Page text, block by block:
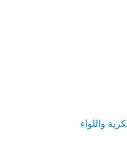
واللواء